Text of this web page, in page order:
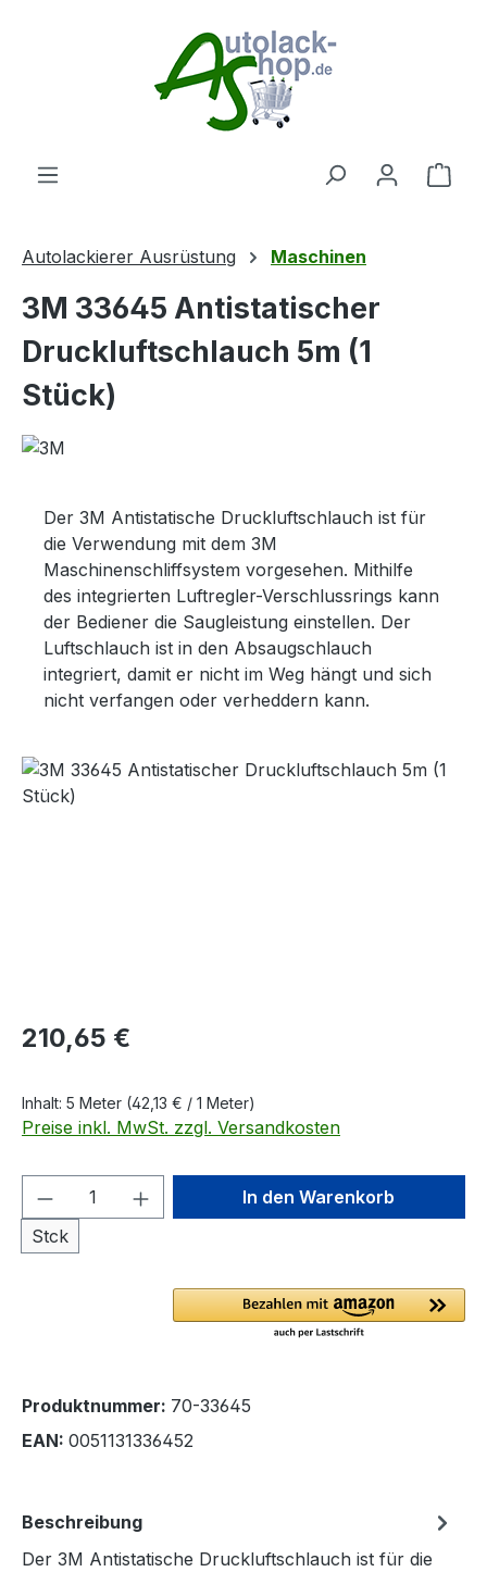
Autolackierer Ausrüstung Maschinen
3M 33645 Antistatischer
Druckluftschlauch 5m (1
Stück)
Der 3M Antistatische Druckluftschlauch ist für
die Verwendung mit dem 3M
Maschinenschliffsystem vorgesehen. Mithilfe
des integrierten Luftregler-Verschlussrings kann
der Bediener die Saugleistung einstellen. Der
Luftschlauch ist in den Absaugschlauch
integriert, damit er nicht im Weg hängt und sich
nicht verfangen oder verheddern kann.
Bildergalerie überspringen
Regulärer Preis:
210,65 €
Inhalt: 5 Meter (42,13 € / 1 Meter)
Preise inkl. MwSt. zzgl. Versandkosten
Produkt Anzahl: Gib den
Stck
In den Warenkorb
Produktnummer: 70-33645
EAN: 0051131336452
Beschreibung
Der 3M Antistatische Druckluftschlauch ist für die